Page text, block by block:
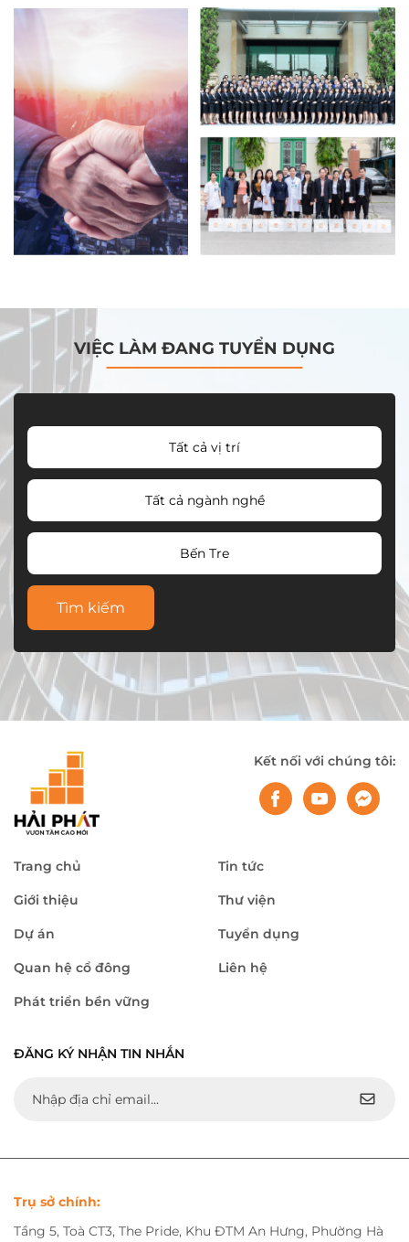
VIỆC LÀM ĐANG TUYỂN DỤNG
Tất cả vị trí
Tất cả ngành nghề
Bến Tre
Tìm kiếm
Kết nối với chúng tôi:
Trang chủ
Giới thiệu
Dự án
Quan hệ cổ đông
Phát triển bền vững
Tin tức
Thư viện
Tuyển dụng
Liên hệ
ĐĂNG KÝ NHẬN TIN NHẮN
Trụ sở chính:
Tầng 5, Toà CT3, The Pride, Khu ĐTM An Hưng, Phường Hà